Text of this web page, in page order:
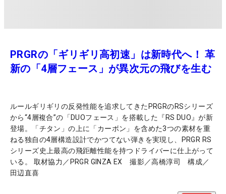
PRGRの「ギリギリ高初速」は新時代へ！ 革
新の「4層フェース」が異次元の飛びを生む
ルールギリギリの反発性能を追求してきたPRGRのRSシリーズ
から“4層複合”の「DUOフェース」を搭載した『RS DUO』が新
登場。「チタン」の上に「カーボン」を含めた3つの素材を重
ねる独自の4層構造設計でかつてない弾きを実現し、PRGR RS
シリーズ史上最高の飛距離性能を持つドライバーに仕上がって
いる。 取材協力／PRGR GINZA EX 撮影／高橋淳司 構成／
田辺直喜